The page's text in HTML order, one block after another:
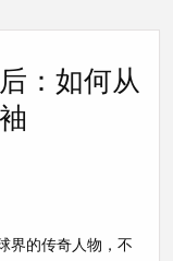
：如何从
界的传奇人物，不